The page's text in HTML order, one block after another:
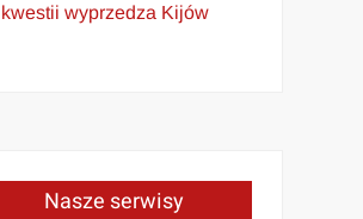
kwestii wyprzedza Kijów
Nasze serwisy